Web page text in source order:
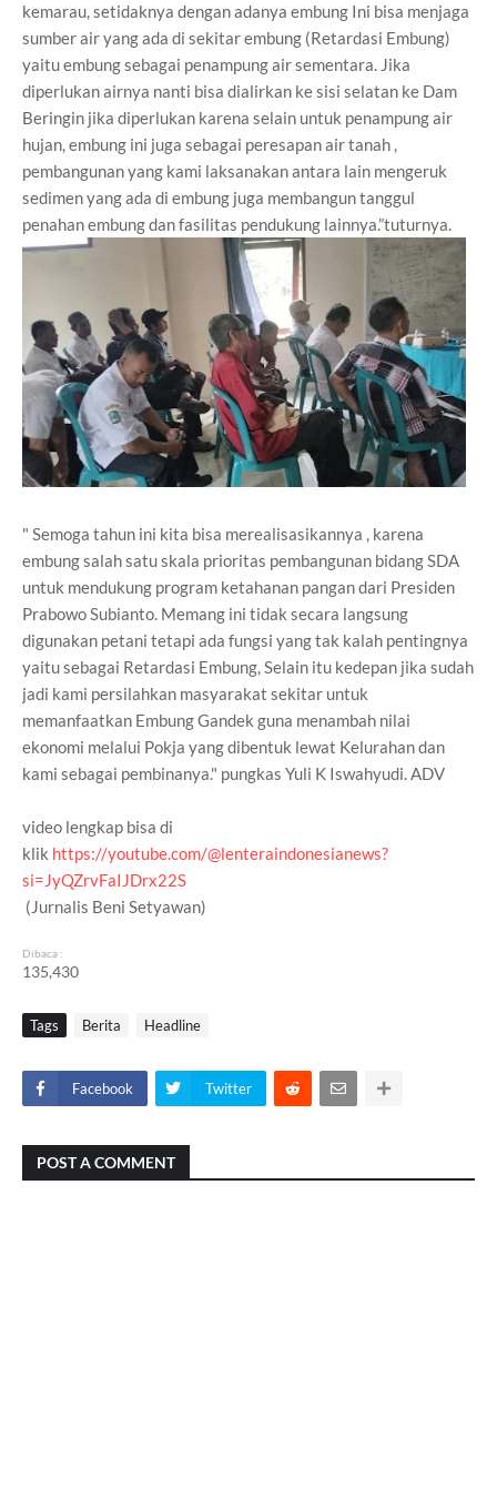
kemarau, setidaknya dengan adanya embung Ini bisa menjaga
sumber air yang ada di sekitar embung (Retardasi Embung)
yaitu embung sebagai penampung air sementara. Jika
diperlukan airnya nanti bisa dialirkan ke sisi selatan ke Dam
Beringin jika diperlukan karena selain untuk penampung air
hujan, embung ini juga sebagai peresapan air tanah ,
pembangunan yang kami laksanakan antara lain mengeruk
sedimen yang ada di embung juga membangun tanggul
penahan embung dan fasilitas pendukung lainnya.”tuturnya.
" Semoga tahun ini kita bisa merealisasikannya , karena
embung salah satu skala prioritas pembangunan bidang SDA
untuk mendukung program ketahanan pangan dari Presiden
Prabowo Subianto. Memang ini tidak secara langsung
digunakan petani tetapi ada fungsi yang tak kalah pentingnya
yaitu sebagai Retardasi Embung, Selain itu kedepan jika sudah
jadi kami persilahkan masyarakat sekitar untuk
memanfaatkan Embung Gandek guna menambah nilai
ekonomi melalui Pokja yang dibentuk lewat Kelurahan dan
kami sebagai pembinanya." pungkas Yuli K Iswahyudi. ADV
video lengkap bisa di
klik https://youtube.com/@lenteraindonesianews?
si=JyQZrvFaIJDrx22S
(Jurnalis Beni Setyawan)
Dibaca :
135,430
Tags Berita Headline
Facebook Twitter
POST A COMMENT